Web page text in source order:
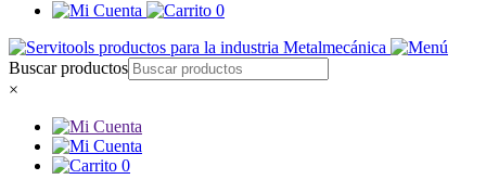
0
Buscar productos
×
0